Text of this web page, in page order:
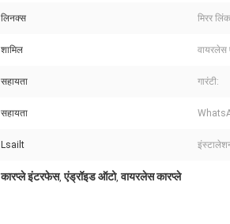
लिनक्स मिरर
शामिल वायरलेस
सहायता गारंटी:
सहायता
Lsailt
कारप्ले इंटरफेस,एंड्रॉइड ऑटो,वायरलेस कारप्ले